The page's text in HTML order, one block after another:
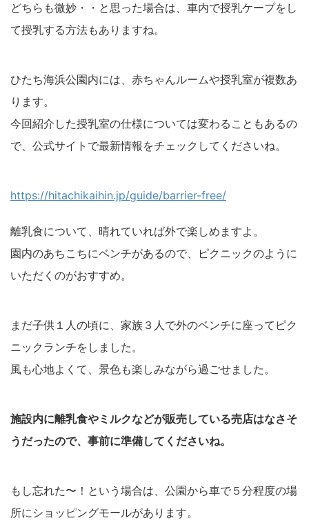
どちらも微妙・・と思った場合は、車内で授乳ケープをし
て授乳する方法もありますね。
ひたち海浜公園内には、赤ちゃんルームや授乳室が複数あ
ります。
今回紹介した授乳室の仕様については変わることもあるの
で、公式サイトで最新情報をチェックしてくださいね。
https://hitachikaihin.jp/guide/barrier-free/
離乳食について、晴れていれば外で楽しめますよ。
園内のあちこちにベンチがあるので、ピクニックのように
いただくのがおすすめ。
まだ子供１人の頃に、家族３人で外のベンチに座ってピク
ニックランチをしました。
風も心地よくて、景色も楽しみながら過ごせました。
施設内に離乳食やミルクなどが販売している売店はなさそ
うだったので、事前に準備してくださいね。
もし忘れた〜！という場合は、公園から車で５分程度の場
所にショッピングモールがあります。